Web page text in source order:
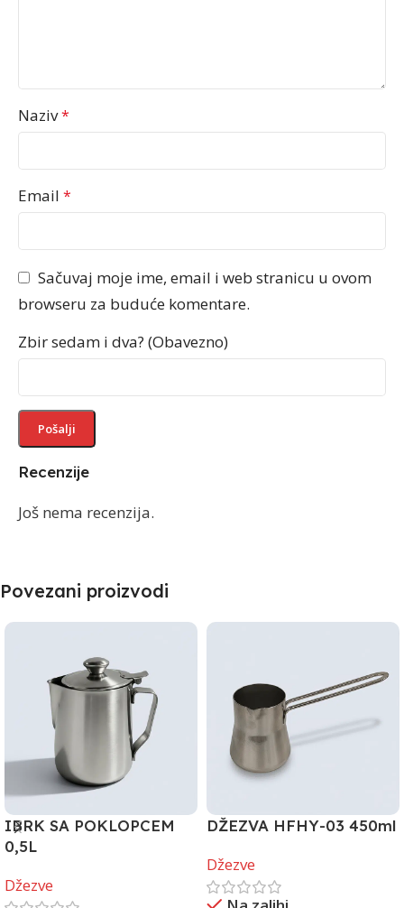
Recenzije
Još nema recenzija.
Naziv*
Email *
Sačuvaj moje ime, email i web stranicu u ovom
browseru za buduće komentare.
Zbir sedam i dva? (Obavezno)
Povezani proizvodi
IBRK SA POKLOPCEM
0,5L
Džezve
DŽEZVA HFHY-03 450ml
Džezve